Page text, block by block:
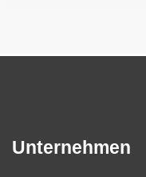
Unternehmen